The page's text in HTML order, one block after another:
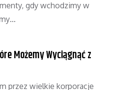
gdy wchodzimy w
Możemy Wyciągnąć z
przez wielkie korporacje